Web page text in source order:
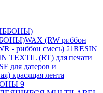
WAX (RW риббон
- риббон смесь) 21RESIN
TEXTIL (RT) для печати
для датеров и
красящая лента
9